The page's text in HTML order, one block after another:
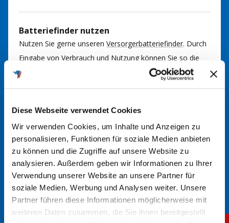
Diese Webseite verwendet Cookies
Wir verwenden Cookies, um Inhalte und Anzeigen zu
personalisieren, Funktionen für soziale Medien anbieten
zu können und die Zugriffe auf unsere Website zu
analysieren. Außerdem geben wir Informationen zu Ihrer
Verwendung unserer Website an unsere Partner für
soziale Medien, Werbung und Analysen weiter. Unsere
Partner führen diese Informationen möglicherweise mit
weiteren Daten zusammen, die Sie ihnen bereitgestellt
Batteriefinder nutzen
Nutzen Sie gerne unseren Versorgerbatteriefinder. Durch
Eingabe von Verbrauch und Nutzung können Sie so die
passende Batterie für Ihre Anwendung finden. Bei Fragen
Im Handbuch nachsehen
In der Regel finden Sie im Handbuch Ihrer Anlage
Informationen über den richtigen Batterietyp. Hier werden
die erforderlichen Spezifikationen und Größen angegeben.